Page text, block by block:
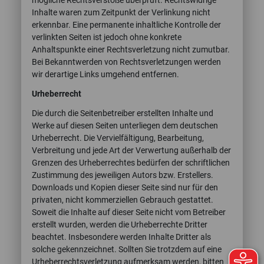
Inhalte waren zum Zeitpunkt der Verlinkung nicht
erkennbar. Eine permanente inhaltliche Kontrolle der
verlinkten Seiten ist jedoch ohne konkrete
Anhaltspunkte einer Rechtsverletzung nicht zumutbar.
Bei Bekanntwerden von Rechtsverletzungen werden
wir derartige Links umgehend entfernen.
Urheberrecht
Die durch die Seitenbetreiber erstellten Inhalte und
Werke auf diesen Seiten unterliegen dem deutschen
Urheberrecht. Die Vervielfältigung, Bearbeitung,
Verbreitung und jede Art der Verwertung außerhalb der
Grenzen des Urheberrechtes bedürfen der schriftlichen
Zustimmung des jeweiligen Autors bzw. Erstellers.
Downloads und Kopien dieser Seite sind nur für den
privaten, nicht kommerziellen Gebrauch gestattet.
Soweit die Inhalte auf dieser Seite nicht vom Betreiber
erstellt wurden, werden die Urheberrechte Dritter
beachtet. Insbesondere werden Inhalte Dritter als
solche gekennzeichnet. Sollten Sie trotzdem auf eine
Urheberrechtsverletzung aufmerksam werden, bitten